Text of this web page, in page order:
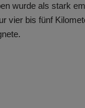
wurde als stark
vier bis fünf